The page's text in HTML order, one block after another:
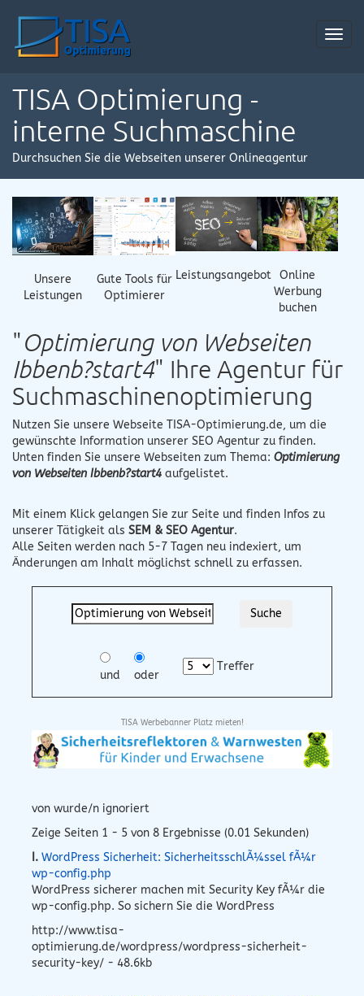
TISA Optimierung -
interne Suchmaschine
Durchsuchen Sie die Webseiten unserer Onlineagentur
Unsere
Leistungen
Gute Tools für
Optimierer
Leistungsangebot
Online
Werbung
buchen
"Optimierung von Webseiten
Ibbenb?start4" Ihre Agentur für
Suchmaschinenoptimierung
Nutzen Sie unsere Webseite TISA-Optimierung.de, um die
gewünschte Information unserer SEO Agentur zu finden.
Unten finden Sie unsere Webseiten zum Thema: Optimierung
von Webseiten Ibbenb?start4 aufgelistet.
Mit einem Klick gelangen Sie zur Seite und finden Infos zu
unserer Tätigkeit als SEM & SEO Agentur.
Alle Seiten werden nach 5-7 Tagen neu indexiert, um
Änderungen am Inhalt möglichst schnell zu erfassen.
und oder
Treffer
TISA Werbebanner Platz mieten!
von wurde/n ignoriert
Zeige Seiten 1 - 5 von 8 Ergebnisse (0.01 Sekunden)
I. WordPress Sicherheit: SicherheitsschlÃ¼ssel fÃ¼r
wp-config.php
WordPress sicherer machen mit Security Key fÃ¼r die
wp-config.php. So sichern Sie die WordPress
http://www.tisa-
optimierung.de/wordpress/wordpress-sicherheit-
security-key/ - 48.6kb